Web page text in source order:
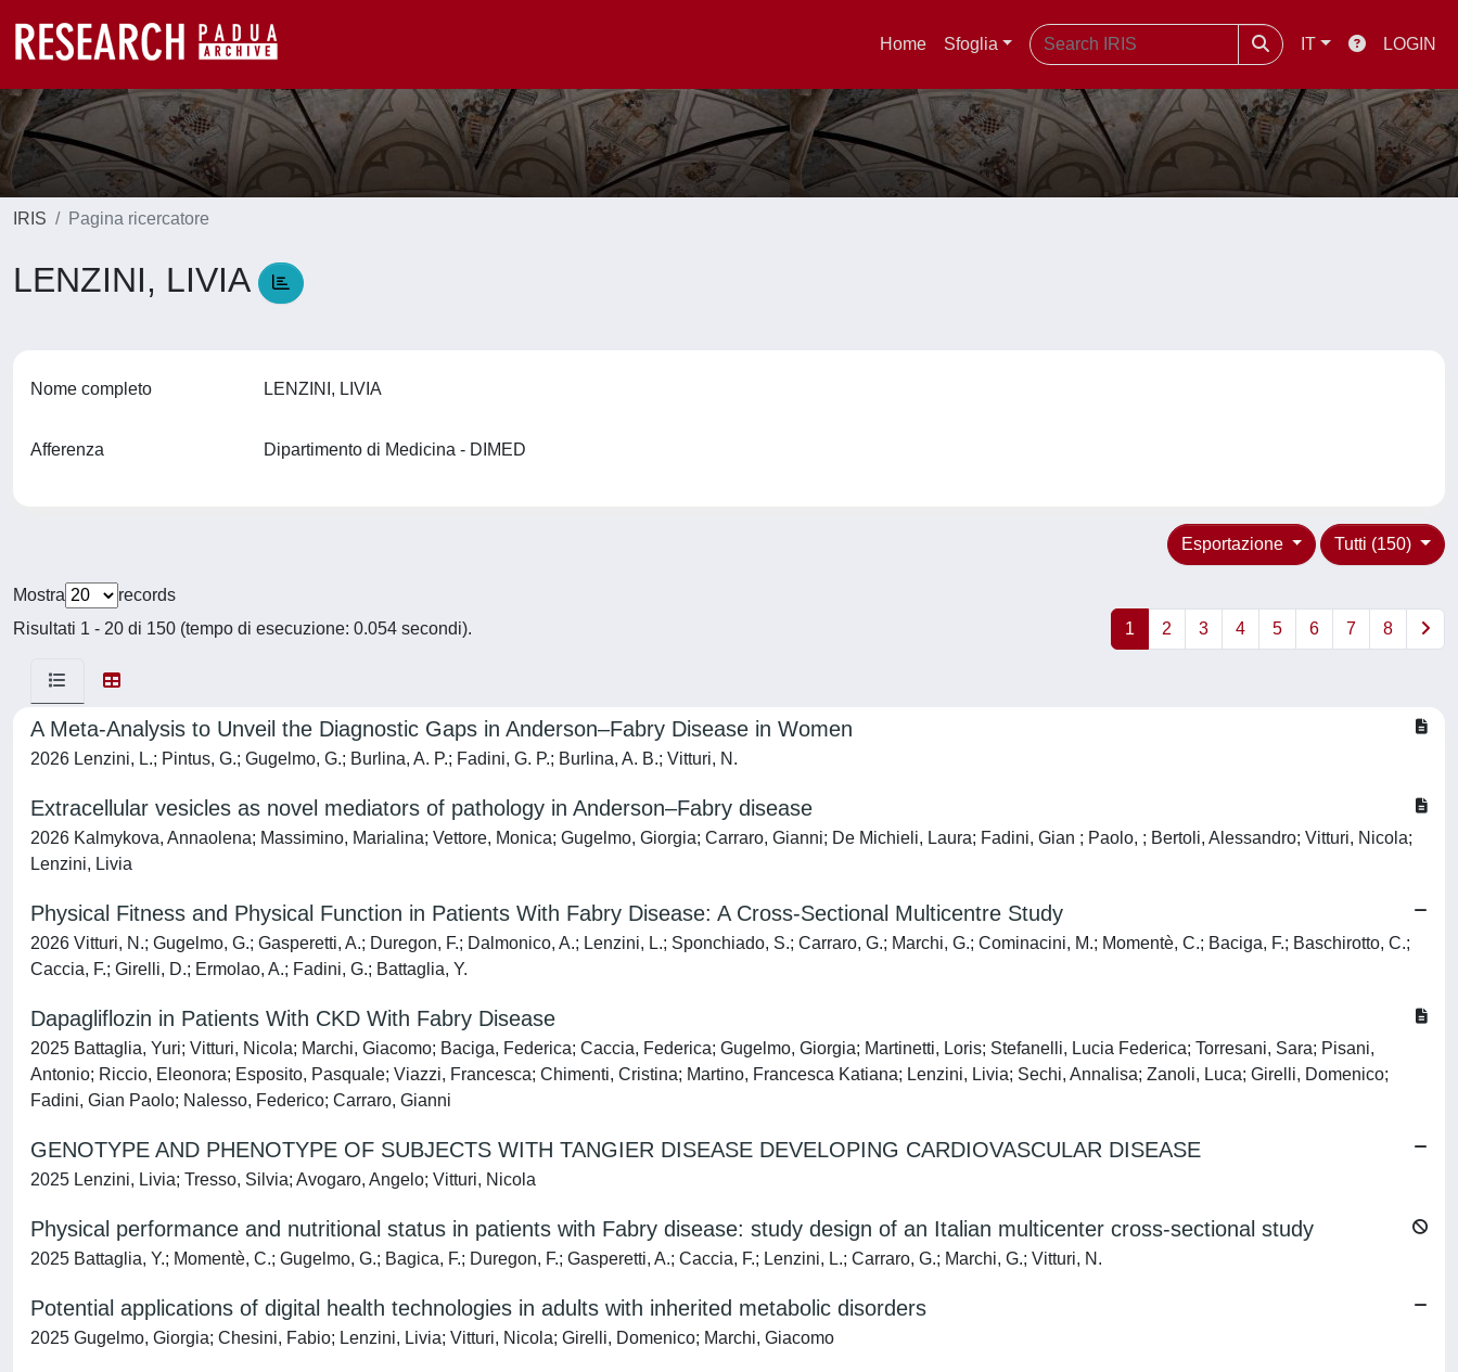
Home Sfoglia IT LOGIN
IRIS Pagina ricercatore
LENZINI, LIVIA
Nome completo LENZINI, LIVIA
Afferenza Dipartimento di Medicina - DIMED
Tutti (150)
Esportazione
Mostra
records
Risultati 1 - 20 di 150 (tempo di esecuzione: 0.054 secondi).
1 2 3 4 5 6 7 8
A Meta-Analysis to Unveil the Diagnostic Gaps in Anderson–Fabry Disease in Women
2026 Lenzini, L.; Pintus, G.; Gugelmo, G.; Burlina, A. P.; Fadini, G. P.; Burlina, A. B.; Vitturi, N.
Extracellular vesicles as novel mediators of pathology in Anderson–Fabry disease
2026 Kalmykova, Annaolena; Massimino, Marialina; Vettore, Monica; Gugelmo, Giorgia; Carraro, Gianni; De Michieli, Laura; Fadini, Gian ; Paolo, ; Bertoli, Alessandro; Vitturi, Nicola;
Lenzini, Livia
Physical Fitness and Physical Function in Patients With Fabry Disease: A Cross-Sectional Multicentre Study
2026 Vitturi, N.; Gugelmo, G.; Gasperetti, A.; Duregon, F.; Dalmonico, A.; Lenzini, L.; Sponchiado, S.; Carraro, G.; Marchi, G.; Cominacini, M.; Momentè, C.; Baciga, F.; Baschirotto, C.;
Caccia, F.; Girelli, D.; Ermolao, A.; Fadini, G.; Battaglia, Y.
Dapagliflozin in Patients With CKD With Fabry Disease
2025 Battaglia, Yuri; Vitturi, Nicola; Marchi, Giacomo; Baciga, Federica; Caccia, Federica; Gugelmo, Giorgia; Martinetti, Loris; Stefanelli, Lucia Federica; Torresani, Sara; Pisani,
Antonio; Riccio, Eleonora; Esposito, Pasquale; Viazzi, Francesca; Chimenti, Cristina; Martino, Francesca Katiana; Lenzini, Livia; Sechi, Annalisa; Zanoli, Luca; Girelli, Domenico;
Fadini, Gian Paolo; Nalesso, Federico; Carraro, Gianni
GENOTYPE AND PHENOTYPE OF SUBJECTS WITH TANGIER DISEASE DEVELOPING CARDIOVASCULAR DISEASE
2025 Lenzini, Livia; Tresso, Silvia; Avogaro, Angelo; Vitturi, Nicola
Physical performance and nutritional status in patients with Fabry disease: study design of an Italian multicenter cross-sectional study
2025 Battaglia, Y.; Momentè, C.; Gugelmo, G.; Bagica, F.; Duregon, F.; Gasperetti, A.; Caccia, F.; Lenzini, L.; Carraro, G.; Marchi, G.; Vitturi, N.
Potential applications of digital health technologies in adults with inherited metabolic disorders
2025 Gugelmo, Giorgia; Chesini, Fabio; Lenzini, Livia; Vitturi, Nicola; Girelli, Domenico; Marchi, Giacomo